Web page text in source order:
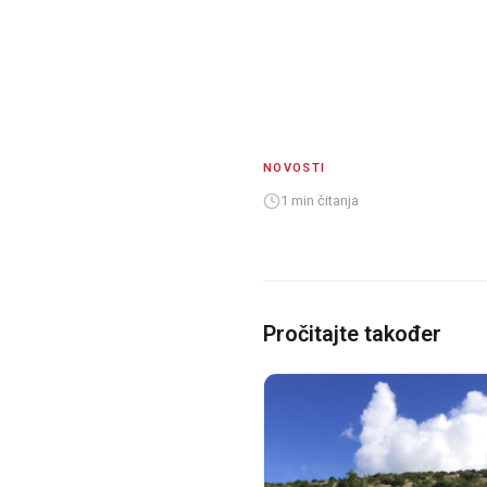
NOVOSTI
1 min čitanja
Pročitajte također